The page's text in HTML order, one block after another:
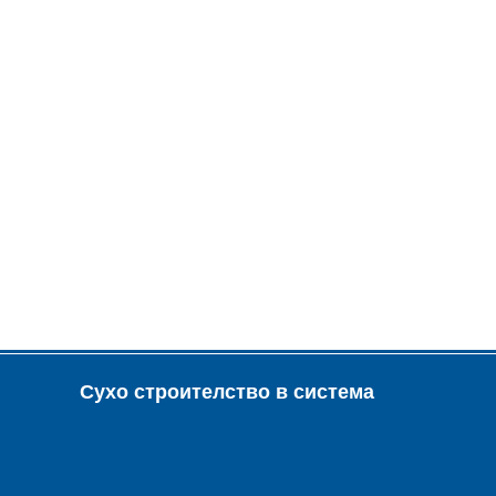
Сухо строителство в система